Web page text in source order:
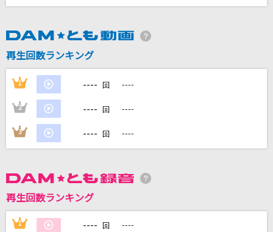
ポルノグラフィティ
[生音]気まぐれロマンティック
いきものがかり
風になる
つじあやの
スピッツ
Hope
安室奈美恵
再生回数ランキング
1 ---- 回 ----
2 ---- 回 ----
3 ---- 回 ----
再生回数ランキング
1 ---- 回 ----